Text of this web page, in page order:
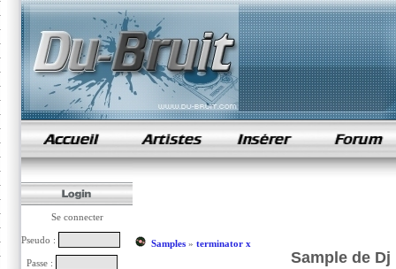
samples de rap
Se connecter
Pseudo :
Passe :
Samples» terminator x
Sample de